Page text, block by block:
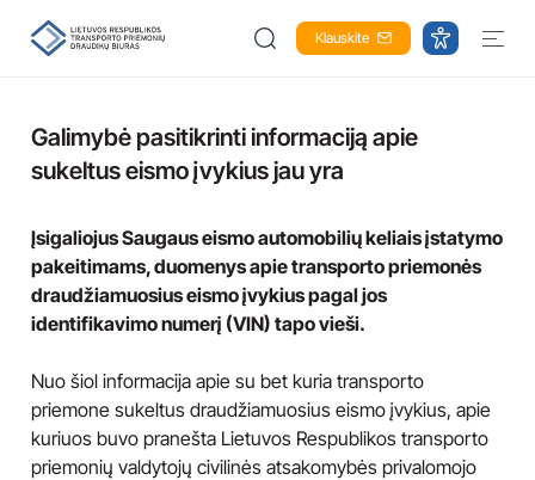
Klauskite
Galimybė pasitikrinti informaciją apie
sukeltus eismo įvykius jau yra
Įsigaliojus Saugaus eismo automobilių keliais įstatymo
pakeitimams, duomenys apie transporto priemonės
draudžiamuosius eismo įvykius pagal jos
identifikavimo numerį (VIN) tapo vieši.
Nuo šiol informacija apie su bet kuria transporto
priemone sukeltus draudžiamuosius eismo įvykius, apie
kuriuos buvo pranešta Lietuvos Respublikos transporto
priemonių valdytojų civilinės atsakomybės privalomojo